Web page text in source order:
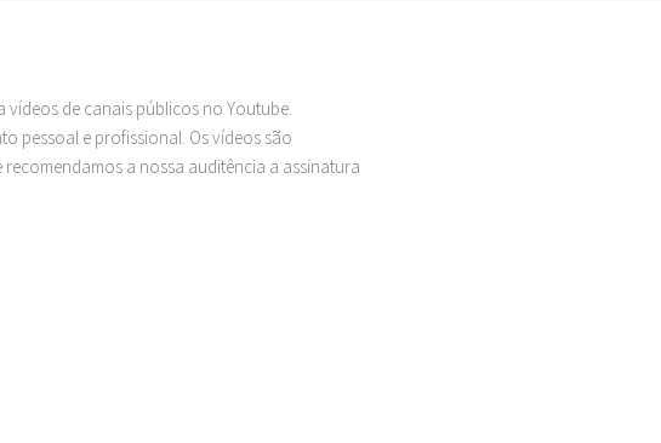
de canais públicos no Youtube.
pessoal e profissional. Os vídeos são
a nossa auditência a assinatura